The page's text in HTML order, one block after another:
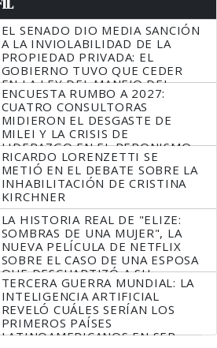
EL SENADO DIO MEDIA SANCIÓN
A LA INVIOLABILIDAD DE LA
PROPIEDAD PRIVADA: EL
GOBIERNO TUVO QUE CEDER
EN LA LEY DEL MANEJO DEL
FUEGO
ENCUESTA RUMBO A 2027:
CUATRO CONSULTORAS
MIDIERON EL DESGASTE DE
MILEI Y LA CRISIS DE
LIDERAZGO EN EL PERONISMO
RICARDO LORENZETTI SE
METIÓ EN EL DEBATE SOBRE LA
INHABILITACIÓN DE CRISTINA
KIRCHNER
LA HISTORIA REAL DE "ELIZE:
SOMBRAS DE UNA MUJER", LA
NUEVA PELÍCULA DE NETFLIX
SOBRE EL CASO DE UNA ESPOSA
QUE DESCUARTIZÓ A SU
MARIDO
TERCERA GUERRA MUNDIAL: LA
INTELIGENCIA ARTIFICIAL
REVELÓ CUÁLES SERÍAN LOS
PRIMEROS PAÍSES
LATINOAMERICANOS EN SER